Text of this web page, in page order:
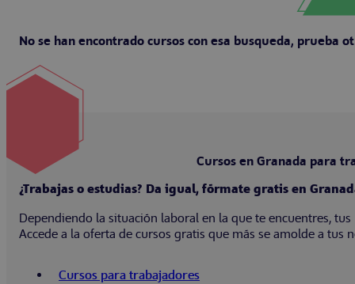
No se han encontrado cursos con esa busqueda, prueba
Cursos en Granada para
¿Trabajas o estudias? Da igual, fórmate gratis en
Dependiendo la situación laboral en la que te encuentres,
Accede a la oferta de cursos gratis que más se amolde a tus
Cursos para trabajadores